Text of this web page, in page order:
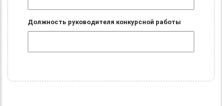
Должность руководителя конкурсной работы